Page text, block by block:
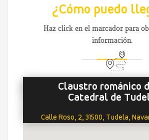
¿Cómo puedo
Haz click en el marcador para
información.
Claustro románico
Catedral de
Calle Roso, 2, 31500, Tudela,